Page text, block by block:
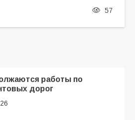
57
работы по
дорог